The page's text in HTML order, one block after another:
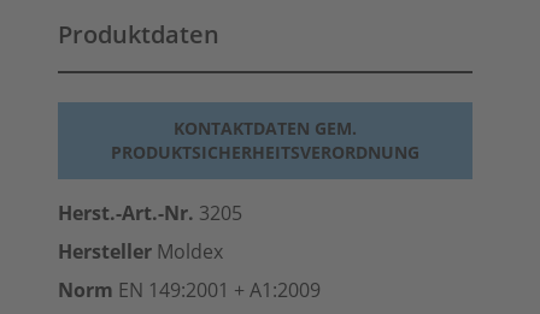
Produktdaten
KONTAKTDATEN GEM.
PRODUKTSICHERHEITSVERORDNUNG
Herst.-Art.-Nr. 3205
Hersteller Moldex
Norm EN 149:2001 + A1:2009